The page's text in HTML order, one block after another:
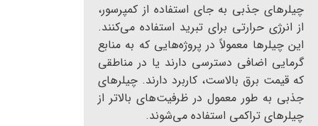
چیلرهای جذبی به جای استفاده از کمپرسور،
از انرژی حرارتی برای تبرید استفاده می‌کنند.
این چیلرها معمولاً در پروژه‌هایی که به منابع
گرمایی اضافی دسترسی دارند یا در مناطقی
که قیمت برق بالاست، کاربرد دارند. چیلرهای
جذبی به طور معمول در ظرفیت‌های بالاتر از
چیلرهای تراکمی استفاده می‌شوند.